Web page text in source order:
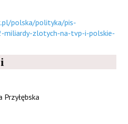
polska/polityka/pis-
miliardy-zlotych-na-tvp-i-polskie-
Przyłębska